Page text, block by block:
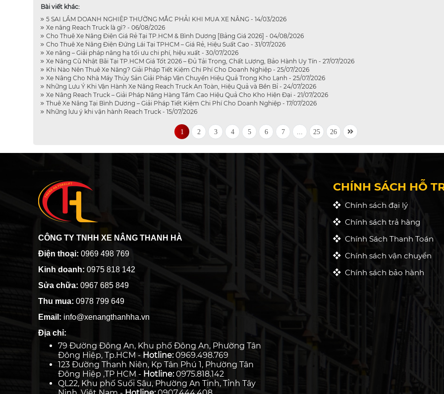
Bài viết khác:
5 SAI LẦM DOANH NGHIỆP THƯỜNG MẮC PHẢI KHI MUA XE NÂNG - 14/03/2026
Xe nâng Reach Truck là gì? - 06/08/2026
Cho Thuê Xe Nâng Điện Giá Rẻ Tại TP.HCM & Bình Dương [Bảng Giá 2026] - 04/08/2026
Cho Thuê Xe Nâng Điện Đứng Lái Tại TPHCM – Giá Rẻ, Hiệu Suất Cao - 31/07/2026
Xe nâng – Giải pháp nâng hạ tối ưu chi phí, hiệu xuất - 30/07/2026
Xe Nâng Cũ Nhật Bãi Tại TP.HCM Giá Tốt 2026 – Đủ Tải Trọng, Chất Lượng, Bảo Hành Uy Tín - 27/07/2026
Khi Nào Nên Thuê Xe Nâng? Giải Pháp Tiết Kiệm Chi Phí Cho Doanh Nghiệp - 25/07/2026
Xe Nâng Cho Nhà Máy Thủy Sản Giải Pháp Vận Chuyển Hiệu Quả Trong Kho Lạnh - 25/07/2026
Những Lưu Ý Khi Vận Hành Xe Nâng Reach Truck An Toàn, Hiệu Quả và Bền Bỉ - 24/07/2026
Xe Nâng Reach Truck – Giải Pháp Nâng Hàng Tầm Cao Hiệu Quả Cho Kho Hiện Đại - 21/07/2026
Thuê Xe Nâng Tại Bình Dương – Giải Pháp Tiết Kiệm Chi Phí Cho Doanh Nghiệp - 17/07/2026
Những lưu ý khi vận hành Reach Truck - 15/07/2026
1 2 3 4 5 6 7 25 26
CÔNG TY TNHH XE NÂNG THANH HÀ
Điện thoại: 0969 498 769
Kinh doanh: 0975 818 142
Sửa chữa: 0967 685 849
Thu mua: 0978 799 649
Email: info@xenangthanhha.vn
Địa chỉ:
79 Đường Đông An, Khu phố Đông An, Phường Tân
Đông Hiệp, Tp.HCM - Hotline:0969.498.769
123 Đường Thanh Niên, Kp Tân Phú 1, Phường Tân
Đông Hiệp ,TP HCM - Hotline:0975.818.142
QL22, Khu phố Suối Sâu, Phường An Tịnh, Tỉnh Tây
CHÍNH SÁCH HỖ
Chính sách đại lý
Chính sách trả hàng
Chính Sách Thanh Toán
Chính sách vận chuyển
Chính sách bảo hành